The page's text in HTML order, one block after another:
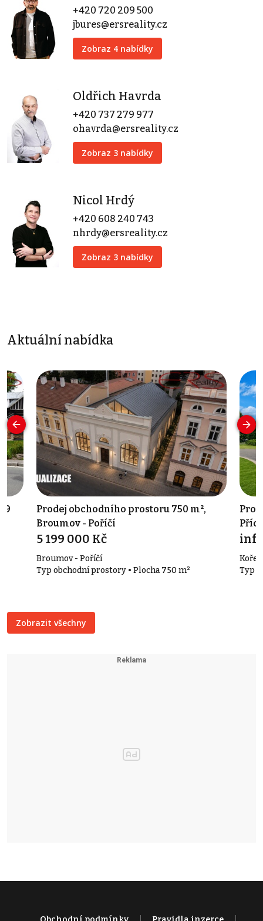
+420 720 209 500
jbures@ersreality.cz
Zobraz 4 nabídky
Oldřich Havrda
+420 737 279 977
ohavrda@ersreality.cz
Zobraz 3 nabídky
Nicol Hrdý
+420 608 240 743
nhrdy@ersreality.cz
Zobraz 3 nabídky
Aktuální nabídka
Prodej obchodního prostoru 750 m²,
Broumov - Poříčí
5 199 000 Kč
Broumov - Poříčí
Typ obchodní prostory • Plocha 750 m²
Typ
Zobrazit všechny